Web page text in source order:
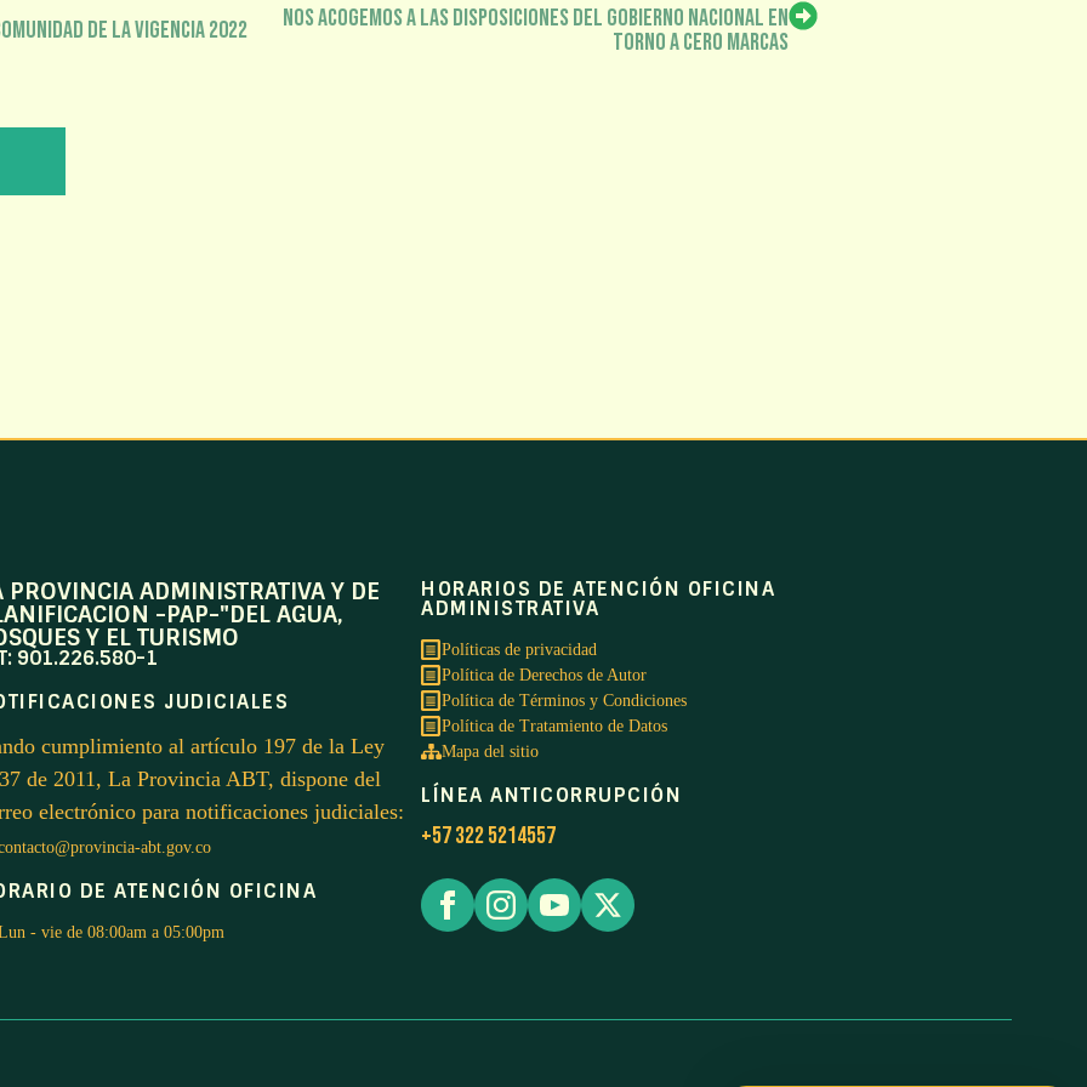
de la vigencia 2022
Nos acogemos a las disposiciones del Gobierno Nacional en
torno a Cero Marcas
PROVINCIA ADMINISTRATIVA Y DE
-PAP-"DEL AGUA,
Y EL TURISMO
901.226.580-1
JUDICIALES
cumplimiento al artículo 197 de la Ley
de 2011, La Provincia ABT, dispone del
electrónico para notificaciones judiciales:
abt.gov.co
DE ATENCIÓN OFICINA
- vie de 08:00am a 05:00pm
HORARIOS DE ATENCIÓN OFICINA
ADMINISTRATIVA
Políticas de privacidad
Política de Derechos de Autor
Política de Términos y Condiciones
Política de Tratamiento de Datos
Mapa del sitio
LÍNEA ANTICORRUPCIÓN
+57 322 5214557